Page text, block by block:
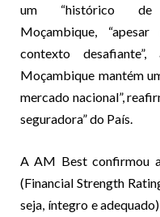
um “histórico de
Moçambique,
contexto
Moçambique mantém
mercado nacional”,
seguradora” do País.
A AM Best confirmou
(Financial Strength
seja, íntegro e